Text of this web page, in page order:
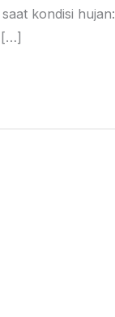
kondisi hujan:
[…]